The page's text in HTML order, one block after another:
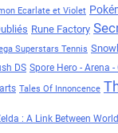
Ecarlate et Violet
Rune Factory
Superstars Tennis
DS Spore Hero - Arena -
Tales Of Innoncence
: A Link Between